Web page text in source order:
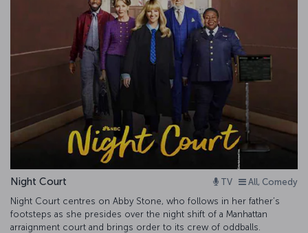
TV All, Comedy
Night Court
Night Court centres on Abby Stone, who follows in her father’s
footsteps as she presides over the night shift of a Manhattan
arraignment court and brings order to its crew of oddballs.